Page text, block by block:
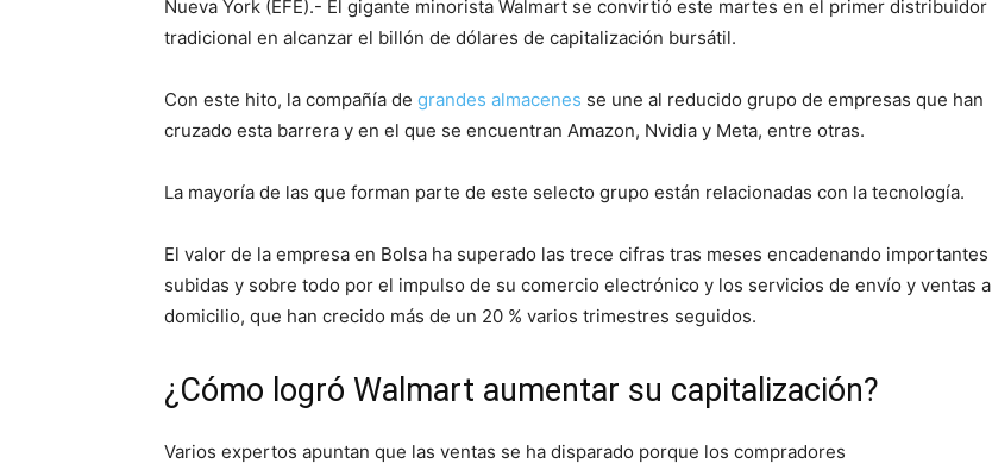
Nueva York (EFE).- El gigante minorista Walmart se convirtió este martes en el primer distribuidor
tradicional en alcanzar el billón de dólares de capitalización bursátil.
Con este hito, la compañía de grandes almacenes se une al reducido grupo de empresas que han
cruzado esta barrera y en el que se encuentran Amazon, Nvidia y Meta, entre otras.
La mayoría de las que forman parte de este selecto grupo están relacionadas con la tecnología.
El valor de la empresa en Bolsa ha superado las trece cifras tras meses encadenando importantes
subidas y sobre todo por el impulso de su comercio electrónico y los servicios de envío y ventas a
domicilio, que han crecido más de un 20 % varios trimestres seguidos.
¿Cómo logró Walmart aumentar su capitalización?
Varios expertos apuntan que las ventas se ha disparado porque los compradores